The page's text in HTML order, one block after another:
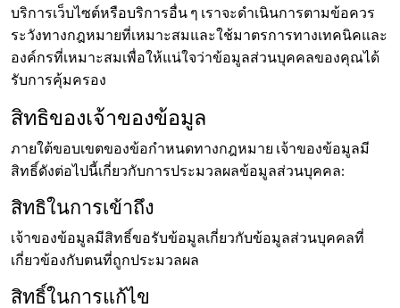
บริการเว็บไซต์หรือบริการอื่น ๆ เราจะดำเนินการตามข้อควร
ระวังทางกฎหมายที่เหมาะสมและใช้มาตรการทางเทคนิคและ
องค์กรที่เหมาะสมเพื่อให้แน่ใจว่าข้อมูลส่วนบุคคลของคุณได้
รับการคุ้มครอง
สิทธิของเจ้าของข้อมูล
ภายใต้ขอบเขตของข้อกำหนดทางกฎหมาย เจ้าของข้อมูลมี
สิทธิ์ดังต่อไปนี้เกี่ยวกับการประมวลผลข้อมูลส่วนบุคคล:
สิทธิในการเข้าถึง
เจ้าของข้อมูลมีสิทธิ์ขอรับข้อมูลเกี่ยวกับข้อมูลส่วนบุคคลที่
เกี่ยวข้องกับตนที่ถูกประมวลผล
สิทธิ์ในการแก้ไข